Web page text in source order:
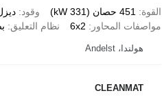
القوة
451 حصان (331 kW) وقود
مواصفات المحاور
6x2 نظام التعليق
هولندا، Andelst
CLEANMAT